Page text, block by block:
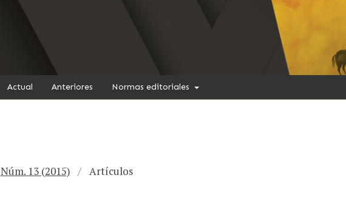
Actual Anteriores Normas editoriales
Núm. 13 (2015) / Artículos